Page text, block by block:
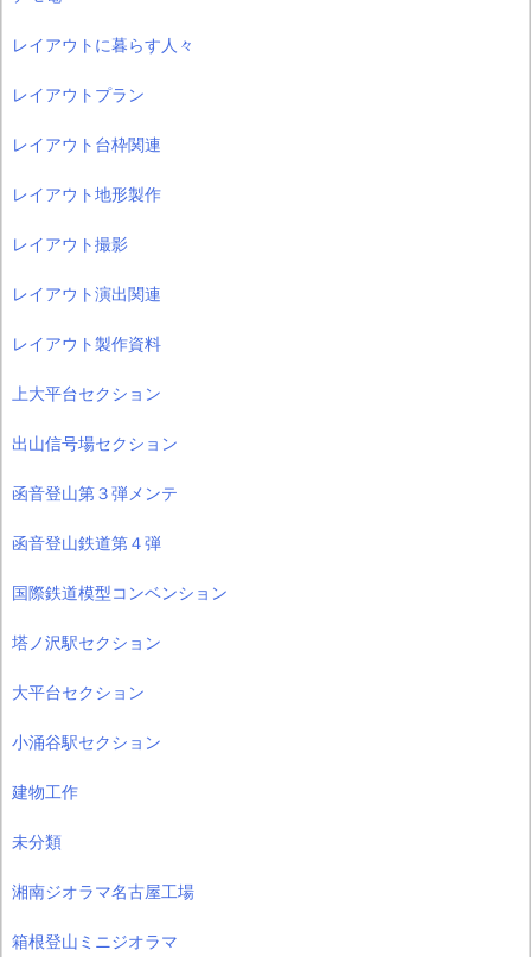
レイアウトに暮らす人々
レイアウトプラン
レイアウト台枠関連
レイアウト地形製作
レイアウト撮影
レイアウト演出関連
レイアウト製作資料
上大平台セクション
出山信号場セクション
函音登山第３弾メンテ
函音登山鉄道第４弾
国際鉄道模型コンベンション
塔ノ沢駅セクション
大平台セクション
小涌谷駅セクション
建物工作
未分類
湘南ジオラマ名古屋工場
箱根登山ミニジオラマ